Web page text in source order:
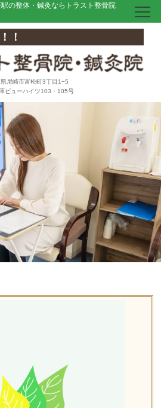
の整体・鍼灸ならトラスト整骨院
！
尼崎市富松町3丁目1−5
ビューハイツ103・105号